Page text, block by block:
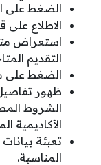
الضغط على
الاطلاع على
استعراض
التقديم
الضغط على
ظهور
الشروط
الأكاديمية
تعبئة
المناسبة.